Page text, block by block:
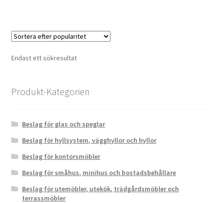
Endast ett sökresultat
Produkt-Kategorien
Beslag för glas och speglar
Beslag för hyllsystem, vägghyllor och hyllor
Beslag för kontorsmöbler
Beslag för småhus, minihus och bostadsbehållare
Beslag för utemöbler, utekök, trädgårdsmöbler och
terrassmöbler